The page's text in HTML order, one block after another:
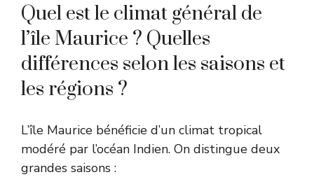
Quel est le climat général de
l’île Maurice ? Quelles
différences selon les saisons et
les régions ?
L’île Maurice bénéficie d’un climat tropical
modéré par l’océan Indien. On distingue deux
grandes saisons :